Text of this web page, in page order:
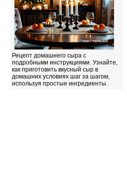
Рецепт домашнего сыра с
подробными инструкциями. Узнайте,
как приготовить вкусный сыр в
домашних условиях шаг за шагом,
используя простые ингредиенты.